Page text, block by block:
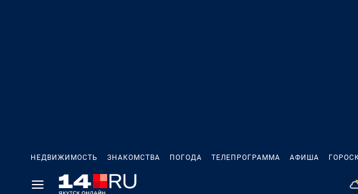
НЕДВИЖИМОСТЬ ЗНАКОМСТВА ПОГОДА ТЕЛЕПРОГРАММА АФИША